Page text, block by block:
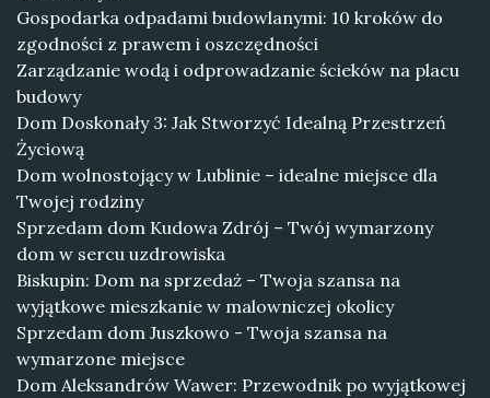
Gospodarka odpadami budowlanymi: 10 kroków do
zgodności z prawem i oszczędności
Zarządzanie wodą i odprowadzanie ścieków na placu
budowy
Dom Doskonały 3: Jak Stworzyć Idealną Przestrzeń
Życiową
Dom wolnostojący w Lublinie – idealne miejsce dla
Twojej rodziny
Sprzedam dom Kudowa Zdrój – Twój wymarzony
dom w sercu uzdrowiska
Biskupin: Dom na sprzedaż – Twoja szansa na
wyjątkowe mieszkanie w malowniczej okolicy
Sprzedam dom Juszkowo - Twoja szansa na
wymarzone miejsce
Dom Aleksandrów Wawer: Przewodnik po wyjątkowej